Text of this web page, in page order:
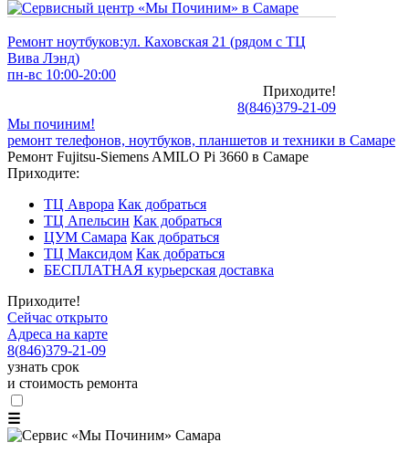
Ремонт ноутбуков:ул. Каховская 21 (рядом с ТЦ
Вива Лэнд)
пн-вс 10:00-20:00
Приходите!
8(846)379-21-09
Мы починим!
ремонт телефонов, ноутбуков, планшетов и техники в Самаре
Ремонт Fujitsu-Siemens AMILO Pi 3660 в Самаре
Приходите:
ТЦ Аврора Как добраться
ТЦ Апельсин Как добраться
ЦУМ Самара Как добраться
ТЦ Максидом Как добраться
БЕСПЛАТНАЯ курьерская доставка
Приходите!
Сейчас открыто
Адреса на карте
8(846)379-21-09
узнать срок
и стоимость ремонта
☰